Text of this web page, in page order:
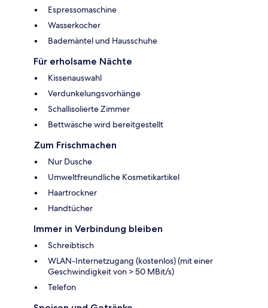
Espressomaschine
Wasserkocher
Bademäntel und Hausschuhe
Für erholsame Nächte
Kissenauswahl
Verdunkelungsvorhänge
Schallisolierte Zimmer
Bettwäsche wird bereitgestellt
Zum Frischmachen
Nur Dusche
Umweltfreundliche Kosmetikartikel
Haartrockner
Handtücher
Immer in Verbindung bleiben
Schreibtisch
WLAN-Internetzugang (kostenlos) (mit einer
Geschwindigkeit von > 50 MBit/s)
Telefon